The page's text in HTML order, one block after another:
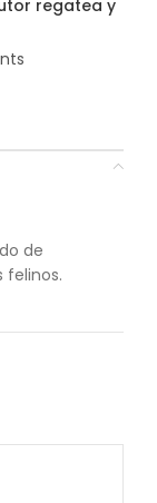
regatea y
de
felinos.